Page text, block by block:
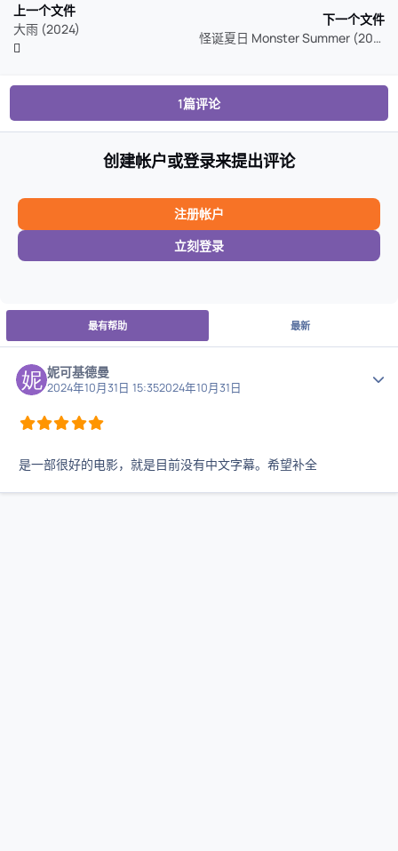
上一个文件
大雨 (2024)
下一个文件
怪诞夏日 Monster Summer (2024)
1篇评论
创建帐户或登录来提出评论
注册帐户
立刻登录
最有帮助 最新
妮可基德曼
2024年10月31日 15:352024年10月31日
是一部很好的电影，就是目前没有中文字幕。希望补全